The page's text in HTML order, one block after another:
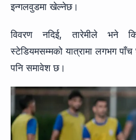
इन्गलवुडमा खेल्नेछ।
विवरण नदिई, तारेमीले भने
स्टेडियमसम्मको यात्रामा लगभग
पनि समावेश छ।